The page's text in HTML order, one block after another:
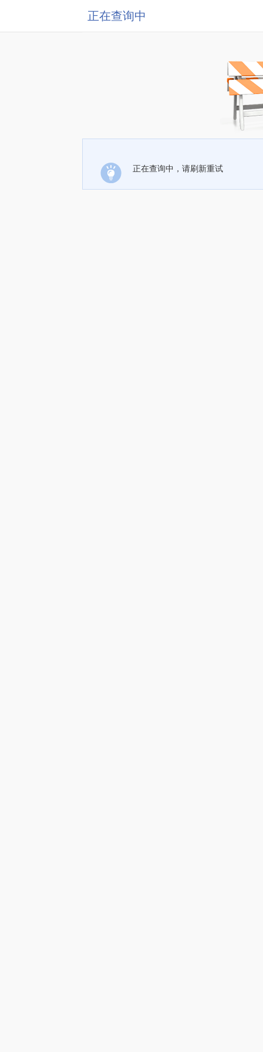
正在查询中
正在查询中，请刷新重试